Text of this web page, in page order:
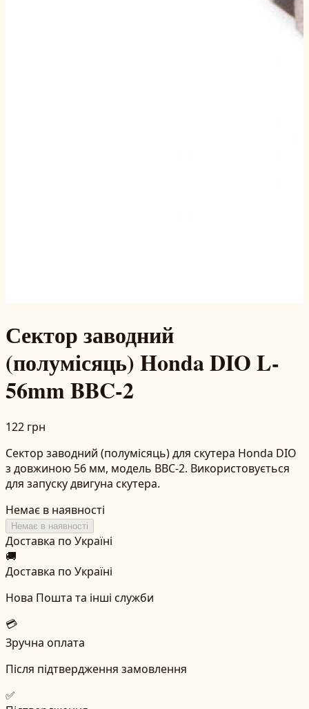
Сектор заводний
(полумісяць) Honda DIO L-
56mm BBC-2
122 грн
Сектор заводний (полумісяць) для скутера Honda DIO
з довжиною 56 мм, модель BBC-2. Використовується
для запуску двигуна скутера.
Немає в наявності
Немає в наявності
Доставка по Україні
🚚
Доставка по Україні
Нова Пошта та інші служби
💳
Зручна оплата
Після підтвердження замовлення
✅